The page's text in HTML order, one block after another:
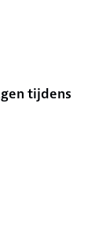
tijdens